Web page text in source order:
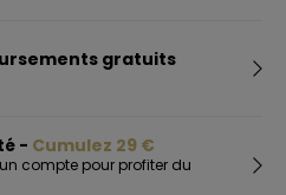
gratuits
- Cumulez 29 €
compte pour profiter du